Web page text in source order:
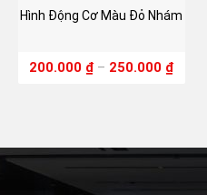
Hình Động Cơ Màu Đỏ Nhám
200.000 ₫– 250.000 ₫